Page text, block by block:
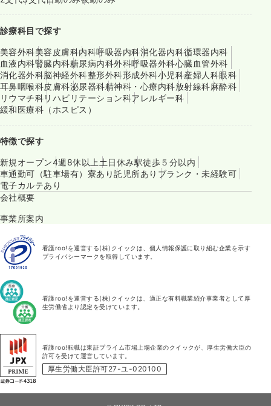
診療科目で探す
美容外科美容皮膚科内科呼吸器内科消化器内科循環器内科
血液内科腎臓内科糖尿病内科外科呼吸器外科心臓血管外科
消化器外科脳神経外科整形外科形成外科小児科産婦人科眼科
耳鼻咽喉科皮膚科泌尿器科精神科・心療内科放射線科麻酔科
リウマチ科リハビリテーション科アレルギー科
緩和医療科（ホスピス）
特徴で探す
新規オープン4週8休以上 土日休み駅徒歩５分以内
車通勤可（駐車場有） 寮あり託児所あり ブランク・未経験可
電子カルテあり
会社概要
事業所案内
看護roo!を運営する(株)クイックは、個人情報保護に取り組む企業を示す
プライバシーマークを取得しています。
看護roo!を運営する(株)クイックは、適正な有料職業紹介事業者として厚
生労働省より認定を受けています。
看護roo!転職は東証プライム市場上場企業のクイックが、厚生労働大臣の
許可を受けて運営しています。
厚生労働大臣許可27-ユ-020100